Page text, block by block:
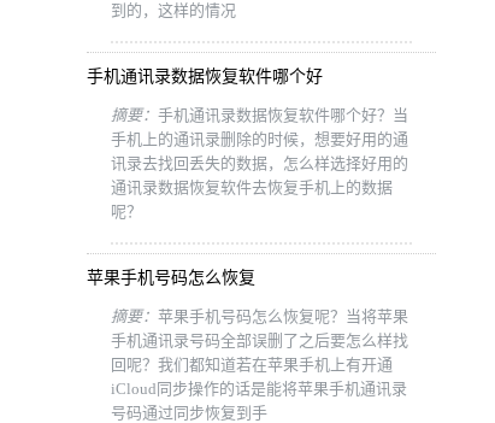
到的，这样的情况
手机通讯录数据恢复软件哪个好
摘要： 手机通讯录数据恢复软件哪个好？当
手机上的通讯录删除的时候，想要好用的通
讯录去找回丢失的数据，怎么样选择好用的
通讯录数据恢复软件去恢复手机上的数据
呢？
苹果手机号码怎么恢复
摘要： 苹果手机号码怎么恢复呢？当将苹果
手机通讯录号码全部误删了之后要怎么样找
回呢？我们都知道若在苹果手机上有开通
iCloud同步操作的话是能将苹果手机通讯录
号码通过同步恢复到手